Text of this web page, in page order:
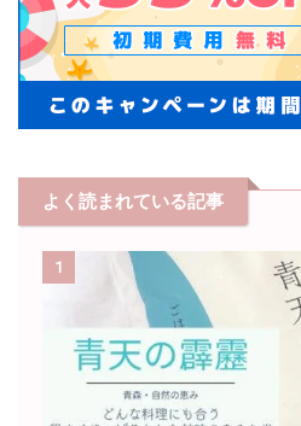
よく読まれている記事
1